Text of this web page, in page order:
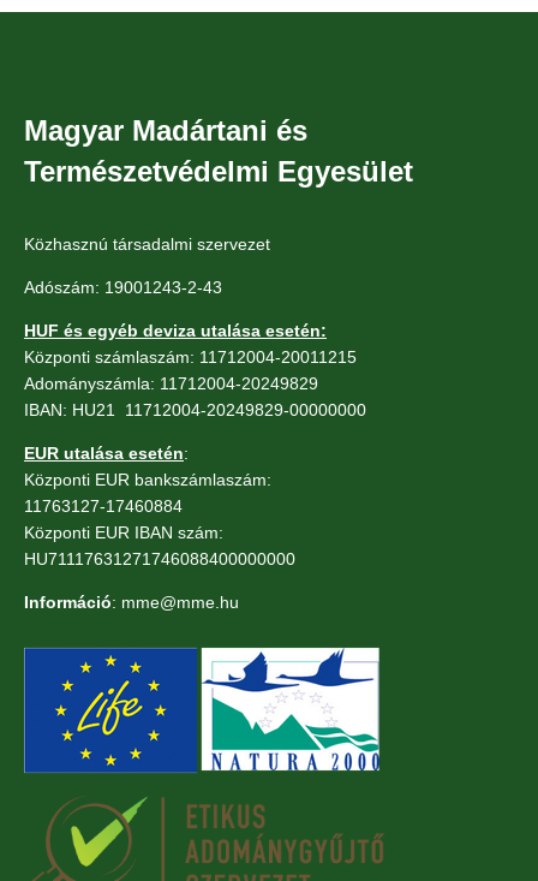
Magyar Madártani és
Természetvédelmi Egyesület
Közhasznú társadalmi szervezet
Adószám: 19001243-2-43
HUF és egyéb deviza utalása esetén:
Központi számlaszám: 11712004-20011215
Adományszámla: 11712004-20249829
IBAN: HU21 11712004-20249829-00000000
EUR utalása esetén:
Központi EUR bankszámlaszám:
11763127-17460884
Központi EUR IBAN szám:
HU71117631271746088400000000
Információ: mme@mme.hu